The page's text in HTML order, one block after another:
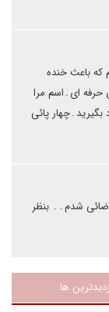
که باعث خنده
حرفه ای۔اسم مرا
پائی
شدم۔۔ بنظر
ها